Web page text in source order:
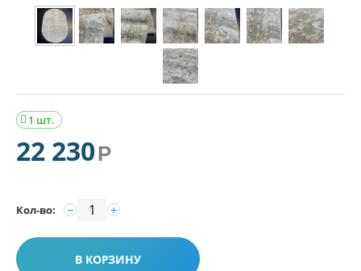
1 шт.

22 230Р
Кол-во: +
−
В КОРЗИНУ